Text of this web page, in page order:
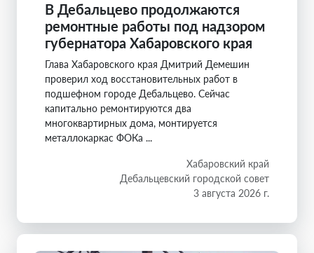
В Дебальцево продолжаются
ремонтные работы под надзором
губернатора Хабаровского края
Глава Хабаровского края Дмитрий Демешин
проверил ход восстановительных работ в
подшефном городе Дебальцево. Сейчас
капитально ремонтируются два
многоквартирных дома, монтируется
металлокаркас ФОКа ...
Хабаровский край
Дебальцевский городской совет
3 августа 2026 г.